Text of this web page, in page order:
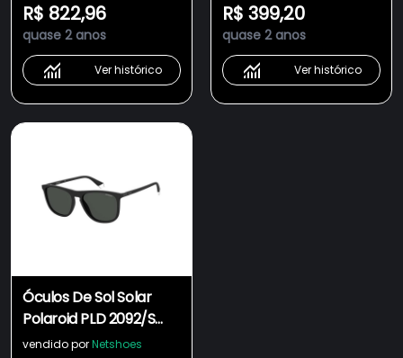
R$ 822,96
quase 2 anos
Ver histórico
R$ 399,20
quase 2 anos
Ver histórico
Óculos De Sol Solar
Polaroid PLD 2092/S
Preto Sólido Polarizado
vendido porNetshoes